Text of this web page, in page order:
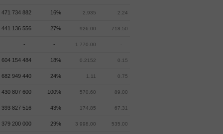
471 734 882 16% 2.935 2.24
441 136 556 27% 926.00 718.50
- - 1 770.00 -
604 154 484 18% 0.2152 0.15
682 949 440 24% 1.11 0.75
430 807 600 100% 570.60 89.00
393 827 516 43% 174.85 67.31
379 200 000 29% 3 998.00 535.00